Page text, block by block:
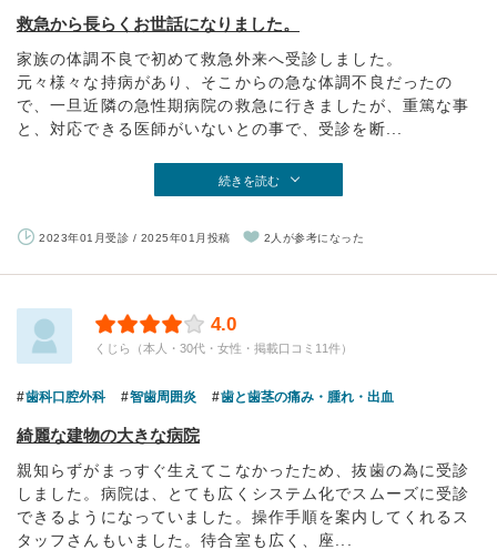
救急から長らくお世話になりました。
家族の体調不良で初めて救急外来へ受診しました。
元々様々な持病があり、そこからの急な体調不良だったの
で、一旦近隣の急性期病院の救急に行きましたが、重篤な事
と、対応できる医師がいないとの事で、受診を断...
続きを読む
2023年01月受診 / 2025年01月投稿 2人が参考になった
4.0
くじら（本人・30代・女性・掲載口コミ11件）
歯科口腔外科 智歯周囲炎 歯と歯茎の痛み・腫れ・出血
綺麗な建物の大きな病院
親知らずがまっすぐ生えてこなかったため、抜歯の為に受診
しました。病院は、とても広くシステム化でスムーズに受診
できるようになっていました。操作手順を案内してくれるス
タッフさんもいました。待合室も広く、座...